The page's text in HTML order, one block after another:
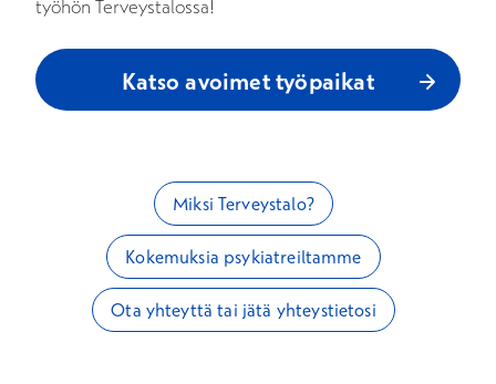
työhön Terveystalossa!
Katso avoimet työpaikat
Miksi Terveystalo?
Kokemuksia psykiatreiltamme
Ota yhteyttä tai jätä yhteystietosi